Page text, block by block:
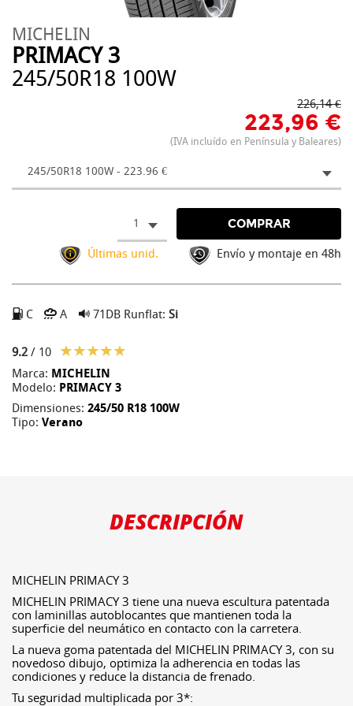
MICHELIN
PRIMACY 3
245/50R18 100W
226,14 €
223,96 €
(IVA incluído en Península y Baleares)
245/50R18 100W - 223.96 €
1 COMPRAR
Últimas unid. Envío y montaje en 48h
C A 71DB Runflat: Si
9.2 / 10
Marca: MICHELIN
Modelo: PRIMACY 3
Dimensiones: 245/50 R18 100W
Tipo: Verano
DESCRIPCIÓN
MICHELIN PRIMACY 3
MICHELIN PRIMACY 3 tiene una nueva escultura patentada
con laminillas autoblocantes que mantienen toda la
superficie del neumático en contacto con la carretera.
La nueva goma patentada del MICHELIN PRIMACY 3, con su
novedoso dibujo, optimiza la adherencia en todas las
condiciones y reduce la distancia de frenado.
Tu seguridad multiplicada por 3*: